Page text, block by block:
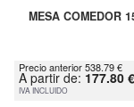
MESA COMEDOR
Precio anterior 538.79 €
A partir de: 177.80 €
IVA INCLUIDO